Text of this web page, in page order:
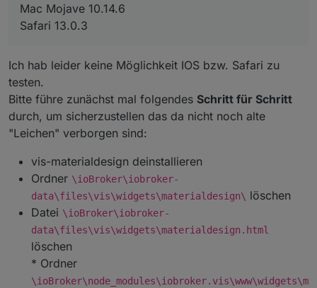
Mac Mojave 10.14.6
Safari 13.0.3
Ich hab leider keine Möglichkeit IOS bzw. Safari zu
testen.
Bitte führe zunächst mal folgendes Schritt für Schritt
durch, um sicherzustellen das da nicht noch alte
"Leichen" verborgen sind:
vis-materialdesign deinstallieren
Ordner \ioBroker\iobroker-
data\files\vis\widgets\materialdesign\ löschen
Datei \ioBroker\iobroker-
data\files\vis\widgets\materialdesign.html
löschen
* Ordner
\ioBroker\node_modules\iobroker.vis\www\widgets\m